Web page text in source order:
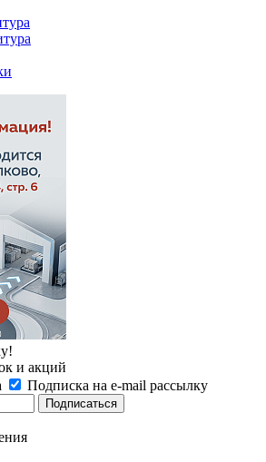
и акций
Подписка на e-mail рассылку